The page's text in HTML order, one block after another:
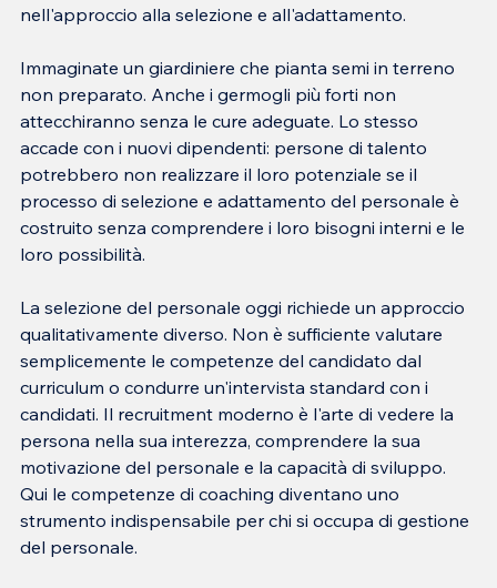
Immaginate un giardiniere che pianta semi in terreno
non preparato. Anche i germogli più forti non
attecchiranno senza le cure adeguate. Lo stesso
accade con i nuovi dipendenti: persone di talento
potrebbero non realizzare il loro potenziale se il
processo di selezione e adattamento del personale è
costruito senza comprendere i loro bisogni interni e le
La selezione del personale oggi richiede un approccio
qualitativamente diverso. Non è sufficiente valutare
semplicemente le competenze del candidato dal
curriculum o condurre un'intervista standard con i
candidati. Il recruitment moderno è l'arte di vedere la
persona nella sua interezza, comprendere la sua
motivazione del personale e la capacità di sviluppo.
Qui le competenze di coaching diventano uno
strumento indispensabile per chi si occupa di gestione